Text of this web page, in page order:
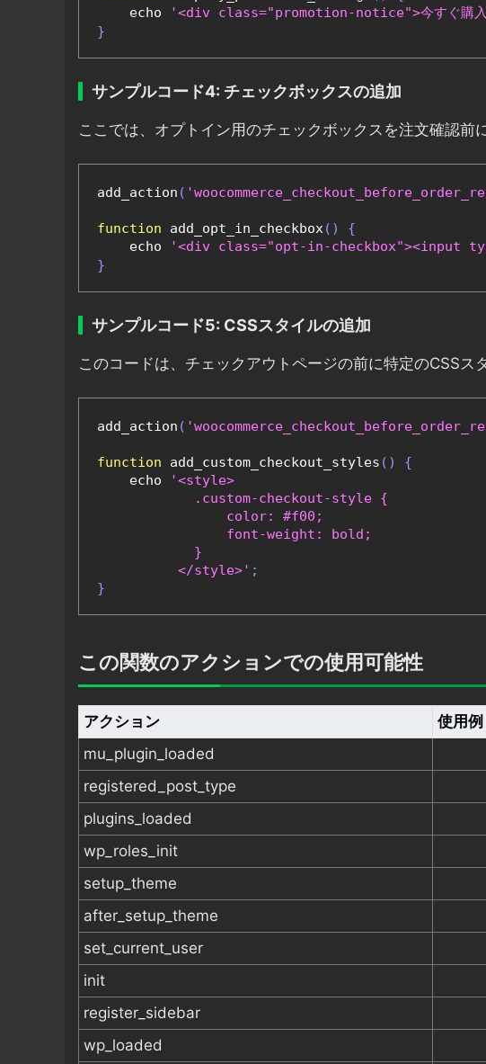
    echo
'<div class="promotion-notice">今すぐ購入
}
サンプルコード4: チェックボックスの追加
ここでは、オプトイン用のチェックボックスを注文確認前
add_action (
function add_opt_in_checkbox()
{
    echo
'<div class="opt-in-checkbox"><input
}
サンプルコード5: CSSスタイルの追加
このコードは、チェックアウトページの前に特定のCSSス
add_action (
function add_custom_checkout_styles ()
{
    echo
'<style>
            .custom-checkout-style {
                color: #f00;
                font-weight: bold;
            }
          </style>'
;
}
この関数のアクションでの使用可能性
アクション
使用例
mu_plugin_loaded
registered_post_type
plugins_loaded
wp_roles_init
setup_theme
after_setup_theme
set_current_user
init
register_sidebar
wp_loaded